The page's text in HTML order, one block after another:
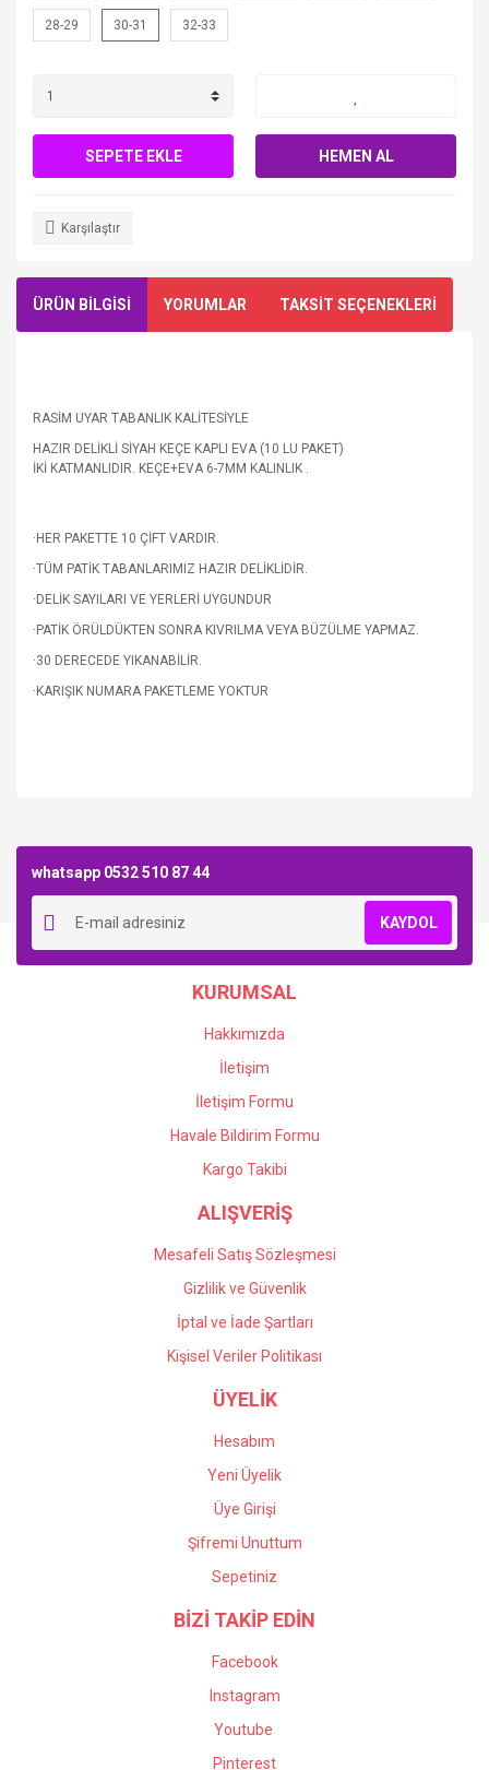
28-29 30-31 32-33
SEPETE EKLE HEMEN AL
Karşılaştır
ÜRÜN BİLGİSİ YORUMLAR TAKSİT SEÇENEKLERİ
RASİM UYAR TABANLIK KALİTESİYLE
HAZIR DELİKLİ SİYAH KEÇE KAPLI EVA (10 LU PAKET)
İKİ KATMANLIDIR. KEÇE+EVA 6-7MM KALINLIK .
·HER PAKETTE 10 ÇİFT VARDIR.
·TÜM PATİK TABANLARIMIZ HAZIR DELİKLİDİR.
·DELİK SAYILARI VE YERLERİ UYGUNDUR
·PATİK ÖRÜLDÜKTEN SONRA KIVRILMA VEYA BÜZÜLME YAPMAZ.
·30 DERECEDE YIKANABİLİR.
·KARIŞIK NUMARA PAKETLEME YOKTUR
whatsapp 0532 510 87 44
KAYDOL
KURUMSAL
Hakkımızda
İletişim
İletişim Formu
Havale Bildirim Formu
Kargo Takibi
ALIŞVERİŞ
Mesafeli Satış Sözleşmesi
Gizlilik ve Güvenlik
İptal ve İade Şartları
Kişisel Veriler Politikası
ÜYELİK
Hesabım
Yeni Üyelik
Üye Girişi
Şifremi Unuttum
Sepetiniz
BİZİ TAKİP EDİN
Facebook
Instagram
Youtube
Pinterest